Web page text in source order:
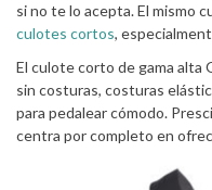
si no te lo acepta. El mismo
culotes cortos,
El culote corto de gama alta
sin costuras, costuras
para pedalear cómodo.
centra por completo en